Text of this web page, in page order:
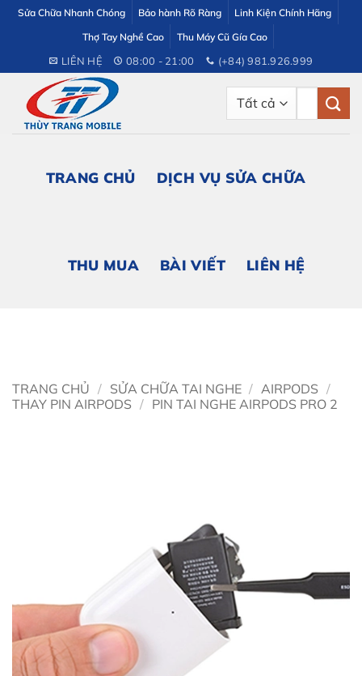
dung
Sửa Chữa Nhanh Chóng Bảo hành Rõ Ràng
Linh Kiện Chính Hãng
Thợ Tay Nghề Cao
Thu Máy Cũ Gía Cao
LIÊN HỆ 08:00 - 21:00 (+84) 981.926.999
TRANG CHỦ DỊCH VỤ SỬA CHỮA
THU MUA BÀI VIẾT LIÊN HỆ
TRANG CHỦ / SỬA CHỮA TAI NGHE / AIRPODS /
THAY PIN AIRPODS / PIN TAI NGHE AIRPODS PRO 2